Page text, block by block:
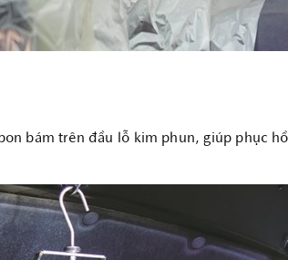
bám trên đầu lỗ kim phun, giúp phục